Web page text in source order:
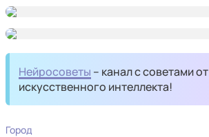
Нейросоветы – канал с советами от
искусственного интеллекта!
Город